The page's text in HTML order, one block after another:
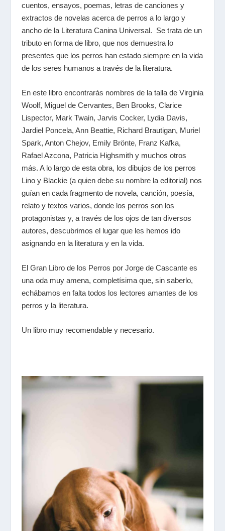
cuentos, ensayos, poemas, letras de canciones y
extractos de novelas acerca de perros a lo largo y
ancho de la Literatura Canina Universal. Se trata de un
tributo en forma de libro, que nos demuestra lo
presentes que los perros han estado siempre en la vida
de los seres humanos a través de la literatura.
En este libro encontrarás nombres de la talla de Virginia
Woolf, Miguel de Cervantes, Ben Brooks, Clarice
Lispector, Mark Twain, Jarvis Cocker, Lydia Davis,
Jardiel Poncela, Ann Beattie, Richard Brautigan, Muriel
Spark, Anton Chejov, Emily Brönte, Franz Kafka,
Rafael Azcona, Patricia Highsmith y muchos otros
más. A lo largo de esta obra, los dibujos de los perros
Lino y Blackie (a quien debe su nombre la editorial) nos
guían en cada fragmento de novela, canción, poesía,
relato y textos varios, donde los perros son los
protagonistas y, a través de los ojos de tan diversos
autores, descubrimos el lugar que les hemos ido
asignando en la literatura y en la vida.
El Gran Libro de los Perros por Jorge de Cascante es
una oda muy amena, completísima que, sin saberlo,
echábamos en falta todos los lectores amantes de los
perros y la literatura.
Un libro muy recomendable y necesario.